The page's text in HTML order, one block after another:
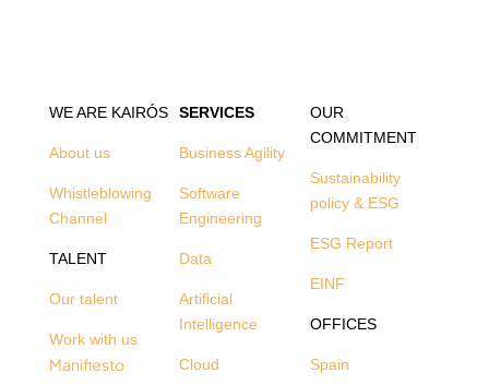
WE ARE KAIRÓS
About us
Whistleblowing
Channel
TALENT
Our talent
Work with us
Manifiesto
SERVICES
Business Agility
Software
Engineering
Data
Artificial
Intelligence
Cloud
OUR
COMMITMENT
Sustainability
policy & ESG
ESG Report
EINF
OFFICES
Spain